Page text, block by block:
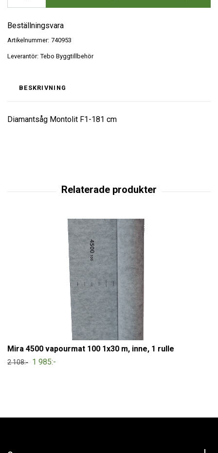
Beställningsvara
Artikelnummer: 740953
Leverantör: Tebo Byggtillbehör
BESKRIVNING
Diamantsåg Montolit F1-181 cm
Mira 4500 vapourmat 100 1x30 m, inne, 1 rulle
2 108:- 1 985:-